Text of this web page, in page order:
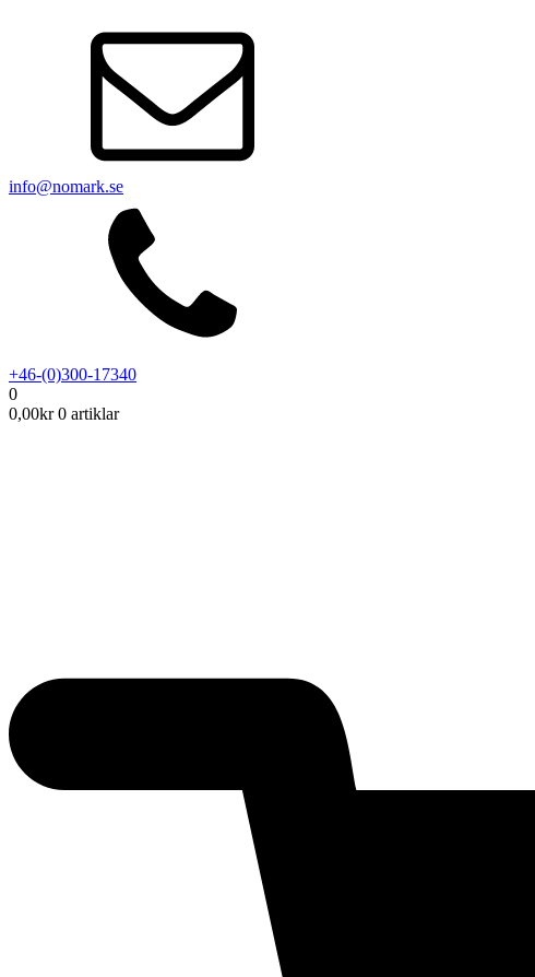
info@nomark.se
+46-(0)300-17340
0
0,00kr 0 artiklar